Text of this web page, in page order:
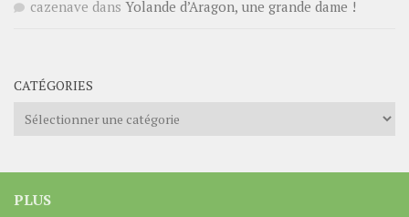
cazenave dans Yolande d’Aragon, une grande dame !
CATÉGORIES
Catégories
PLUS